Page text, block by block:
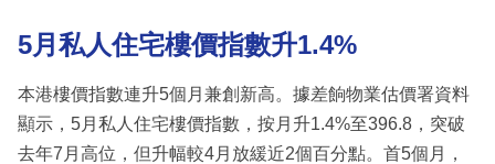
5月私人住宅樓價指數升1.4%
本港樓價指數連升5個月兼創新高。據差餉物業估價署資料
顯示，5月私人住宅樓價指數，按月升1.4%至396.8，突破
去年7月高位，但升幅較4月放緩近2個百分點。首5個月，